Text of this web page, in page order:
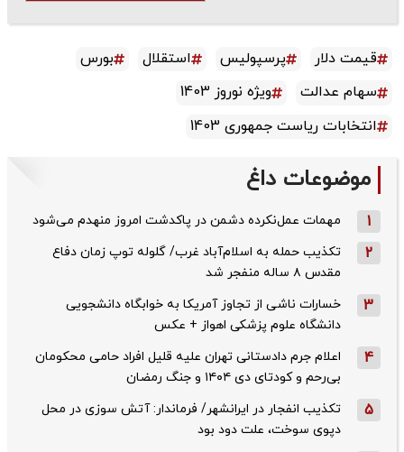
قیمت دلار پرسپولیس استقلال
بورس
سهام عدالت
ویژه نوروز 1403
انتخابات ریاست جمهوری 1403
موضوعات داغ
1 مهمات عمل‌نکرده دشمن در پاکدشت امروز منهدم می‌شود
2
تکذیب حمله به اسلام‌آباد غرب/ گلوله توپ زمان دفاع
مقدس ۸ ساله منفجر شد
3
خسارات ناشی از تجاوز آمریکا به خوابگاه دانشجویی
دانشگاه علوم پزشکی اهواز + عکس
4
اعلام جرم دادستانی تهران علیه قلیل افراد حامی محکومان
بی‌رحم و کودتای دی‌ ۱۴۰۴ و جنگ رمضان
5
تکذیب ‌انفجار در ایرانشهر/ فرماندار: آتش سوزی در محل
دپوی سوخت، علت دود بود